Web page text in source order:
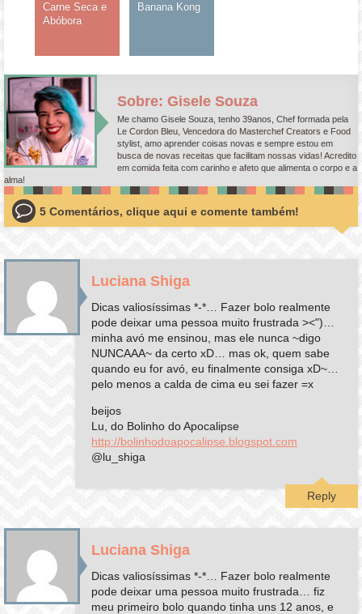
Carne Seca e
Abóbora
Banana Kong
Sobre: Gisele Souza
Me chamo Gisele Souza, tenho 39anos, Chef formada pela
Le Cordon Bleu, Vencedora do Masterchef Creators e Food
stylist, amo aprender coisas novas e sempre estou em
busca de novas receitas que facilitam nossas vidas! Acredito
em comida feita com carinho e afeto que alimenta o corpo e a
alma!
5 Comentários, clique aqui e comente também!
Luciana Shiga
Dicas valiosíssimas *-*… Fazer bolo realmente
pode deixar uma pessoa muito frustrada ><")…
minha avó me ensinou, mas ele nunca ~digo
NUNCAAA~ da certo xD… mas ok, quem sabe
quando eu for avó, eu finalmente consiga xD~…
pelo menos a calda de cima eu sei fazer =x
beijos
Lu, do Bolinho do Apocalipse
http://bolinhodoapocalipse.blogspot.com
@lu_shiga
Reply
Luciana Shiga
Dicas valiosíssimas *-*… Fazer bolo realmente
pode deixar uma pessoa muito frustrada… fiz
meu primeiro bolo quando tinha uns 12 anos, e